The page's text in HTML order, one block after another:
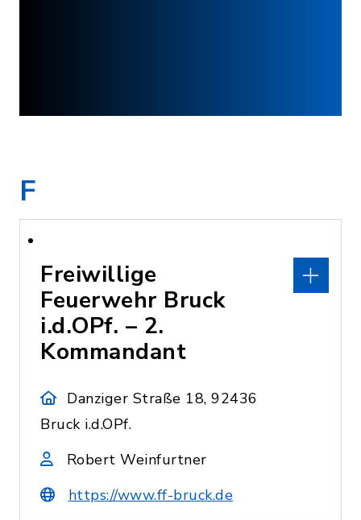
F
Freiwillige
Feuerwehr Bruck
i.d.OPf. – 2.
Kommandant
Danziger Straße 18, 92436
Bruck i.d.OPf.
Robert Weinfurtner
https://www.ff-bruck.de